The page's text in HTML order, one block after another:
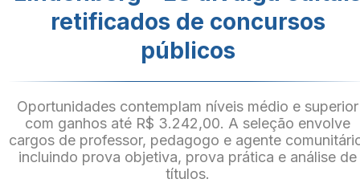
retificados de concursos
públicos
Oportunidades contemplam níveis médio e superior
com ganhos até R$ 3.242,00. A seleção envolve
cargos de professor, pedagogo e agente
incluindo prova objetiva, prova prática e análise de
títulos.